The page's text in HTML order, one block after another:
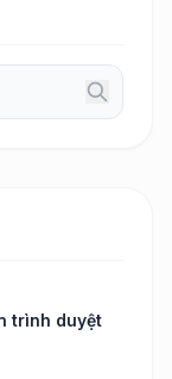
trình duyệt